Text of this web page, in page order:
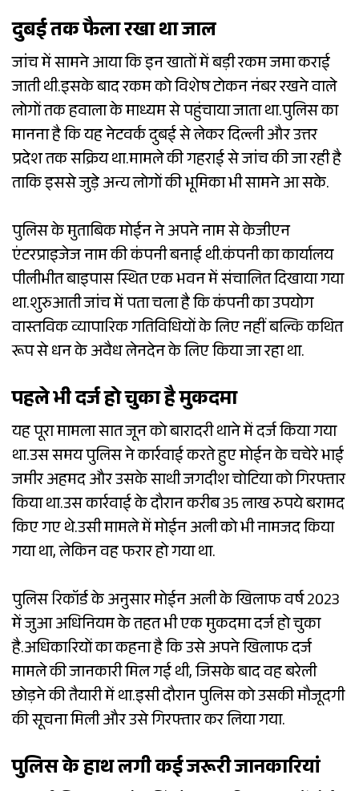
दुबई तक फैला रखा था जाल
जांच में सामने आया कि इन खातों में बड़ी रकम जमा कराई
जाती थी.इसके बाद रकम को विशेष टोकन नंबर रखने वाले
लोगों तक हवाला के माध्यम से पहुंचाया जाता था.पुलिस का
मानना है कि यह नेटवर्क दुबई से लेकर दिल्ली और उत्तर
प्रदेश तक सक्रिय था.मामले की गहराई से जांच की जा रही है
ताकि इससे जुड़े अन्य लोगों की भूमिका भी सामने आ सके.
पुलिस के मुताबिक मोईन ने अपने नाम से केजीएन
एंटरप्राइजेज नाम की कंपनी बनाई थी.कंपनी का कार्यालय
पीलीभीत बाइपास स्थित एक भवन में संचालित दिखाया गया
था.शुरुआती जांच में पता चला है कि कंपनी का उपयोग
वास्तविक व्यापारिक गतिविधियों के लिए नहीं बल्कि कथित
रूप से धन के अवैध लेनदेन के लिए किया जा रहा था.
पहले भी दर्ज हो चुका है मुकदमा
यह पूरा मामला सात जून को बारादरी थाने में दर्ज किया गया
था.उस समय पुलिस ने कार्रवाई करते हुए मोईन के चचेरे भाई
जमीर अहमद और उसके साथी जगदीश चोटिया को गिरफ्तार
किया था.उस कार्रवाई के दौरान करीब 35 लाख रुपये बरामद
किए गए थे.उसी मामले में मोईन अली को भी नामजद किया
गया था, लेकिन वह फरार हो गया था.
पुलिस रिकॉर्ड के अनुसार मोईन अली के खिलाफ वर्ष 2023
में जुआ अधिनियम के तहत भी एक मुकदमा दर्ज हो चुका
है.अधिकारियों का कहना है कि उसे अपने खिलाफ दर्ज
मामले की जानकारी मिल गई थी, जिसके बाद वह बरेली
छोड़ने की तैयारी में था.इसी दौरान पुलिस को उसकी मौजूदगी
की सूचना मिली और उसे गिरफ्तार कर लिया गया.
पुलिस के हाथ लगी कई जरूरी जानकारियां